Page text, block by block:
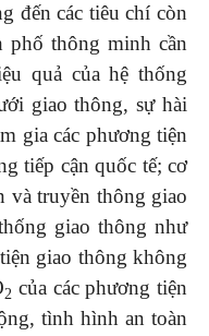
đến các tiêu chí còn
phố thông minh cần
quả của hệ thống
giao thông, sự hài
gia các phương tiện
tiếp cận quốc tế; cơ
và truyền thông giao
giao thông như
giao thông không
2 của các phương tiện
tình hình an toàn